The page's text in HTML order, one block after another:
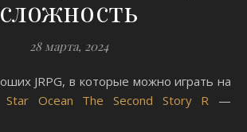
сложность
28 марта, 2024
Star Ocean The Second Story R —